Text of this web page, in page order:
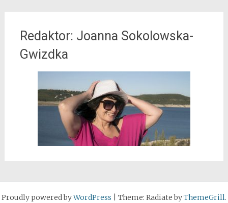
Redaktor: Joanna Sokolowska-
Gwizdka
Proudly powered byWordPress Theme: Radiate byThemeGrill.